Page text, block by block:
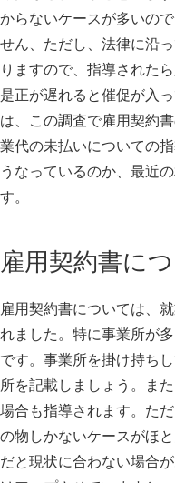
からないケースが多いの
せん、ただし、法律に沿
りますので、指導された
是正が遅れると催促が入
は、この調査で雇用契約
業代の未払いについての
うなっているのか、最近
す。
雇用契約書に
雇用契約書については、
れました 。特に事業所が
です。事業所を掛け持ち
所を記載しましょう。また
場合も指導されます。た
の物しかないケースがほ
だと現状に合わない場合